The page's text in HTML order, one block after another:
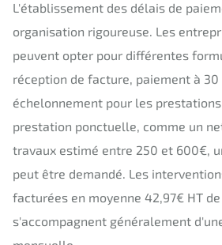
L'établissement des délais de
organisation rigoureuse. Les
peuvent opter pour différentes
réception de facture, paiement à 30
échelonnement pour les
prestation ponctuelle, comme un
travaux estimé entre 250 et 600€,
peut être demandé. Les
facturées en moyenne 42,97€ HT de
s'accompagnent généralement